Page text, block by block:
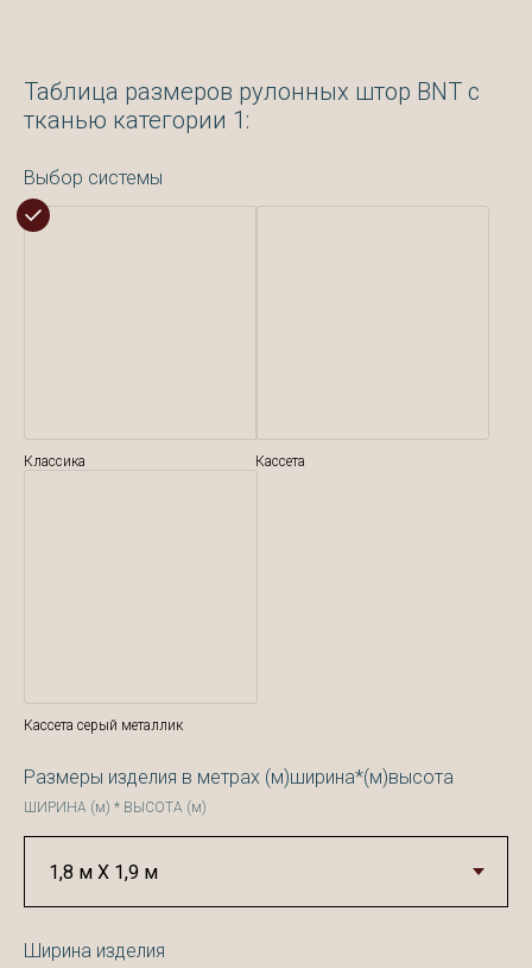
Таблица размеров рулонных штор BNT с
тканью категории 1:
Выбор системы
Классика Кассета
Кассета серый металлик
Размеры изделия в метрах (м)ширина*(м)высота
ШИРИНА (м) * ВЫСОТА (м)
Ширина изделия